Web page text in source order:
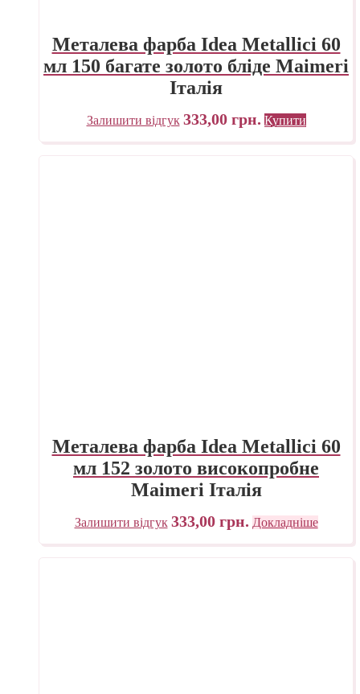
Металева фарба Idea Metallici 60
мл 150 багате золото бліде Maimeri
Італія
Залишити відгук 333,00 грн. Купити
Металева фарба Idea Metallici 60
мл 152 золото високопробне
Maimeri Італія
Залишити відгук 333,00 грн. Докладніше